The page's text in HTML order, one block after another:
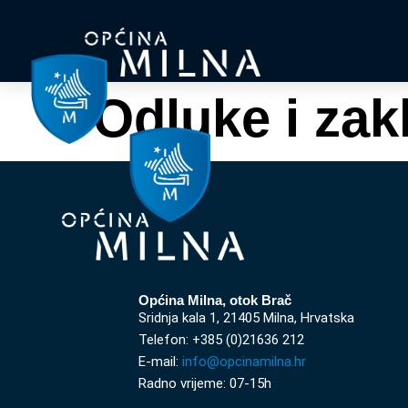
Odluke i
Općina Milna, otok Brač
Sridnja kala 1, 21405 Milna, Hrvatska
Telefon: +385 (0)21636 212
E-mail: info@opcinamilna.hr
Radno vrijeme: 07-15h